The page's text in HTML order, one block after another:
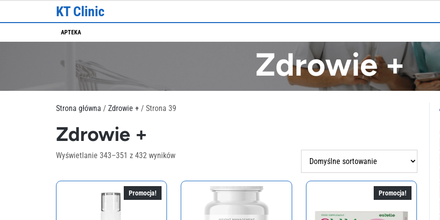
KT Clinic
APTEKA
Zdrowie +
Strona główna / Zdrowie + / Strona 39
Zdrowie +
Wyświetlanie 343–351 z 432 wyników
Promocja! Promocja!